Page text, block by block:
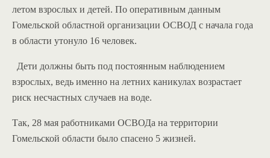
летом взрослых и детей. По оперативным данным
Гомельской областной организации ОСВОД с начала года
в области утонуло 16 человек.
Дети должны быть под постоянным наблюдением
взрослых, ведь именно на летних каникулах возрастает
риск несчастных случаев на воде.
Так, 28 мая работниками ОСВОДа на территории
Гомельской области было спасено 5 жизней.